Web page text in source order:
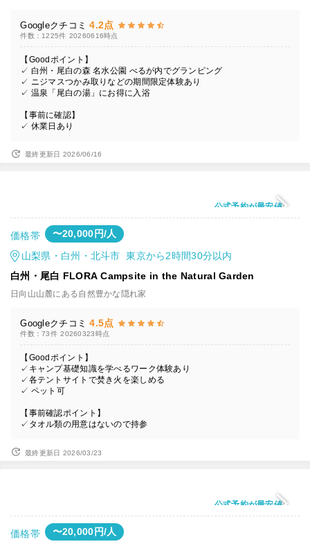
Googleクチコミ 4.2点
件数：1225件 20260616時点
【Goodポイント】
✓ 白州・尾白の森 名水公園 べるが内でグランピング
✓ ニジマスつかみ取りなどの期間限定体験あり
✓ 温泉「尾白の湯」にお得に入浴
【事前に確認】
✓ 休業日あり
最終更新日 2026/06/16
公式予約が最安値
価格帯 〜20,000円/人
山梨県・白州・北斗市 東京から2時間30分以内
白州・尾白 FLORA Campsite in the Natural Garden
日向山山麓にある自然豊かな隠れ家
Googleクチコミ 4.5点
件数：73件 20260323時点
【Goodポイント】
✓キャンプ基礎知識を学べるワーク体験あり
✓各テントサイトで焚き火を楽しめる
✓ ペット可
【事前確認ポイント】
✓タオル類の用意はないので持参
最終更新日 2026/03/23
公式予約が最安値
価格帯 〜20,000円/人